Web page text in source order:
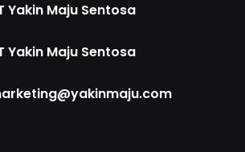
Yakin Maju Sentosa
Yakin Maju Sentosa